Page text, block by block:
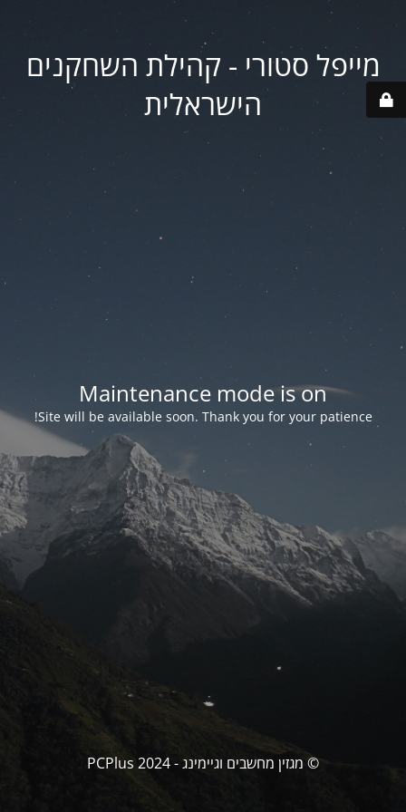
מייפל סטורי - קהילת השחקנים
הישראלית
Maintenance mode is on
Site will be available soon. Thank you for your patience!
© מגזין מחשבים וגיימינג - PCPlus 2024